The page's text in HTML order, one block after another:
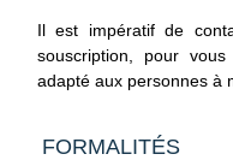
destination finale est
aérienne, même en
retour.
Il est impératif de
souscription, pour
adapté aux personnes à
FORMALITÉS